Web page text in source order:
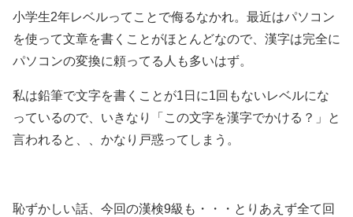
小学生2年レベルってことで侮るなかれ。最近はパソコン
を使って文章を書くことがほとんどなので、漢字は完全に
パソコンの変換に頼ってる人も多いはず。
私は鉛筆で文字を書くことが1日に1回もないレベルにな
っているので、いきなり「この文字を漢字でかける？」と
言われると、、かなり戸惑ってしまう。
恥ずかしい話、今回の漢検9級も・・・とりあえず全て回